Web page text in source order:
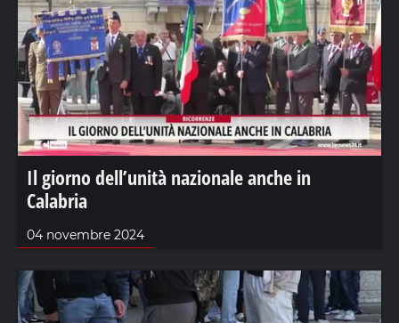
Il giorno dell’unità nazionale anche in
Calabria
04 novembre 2024